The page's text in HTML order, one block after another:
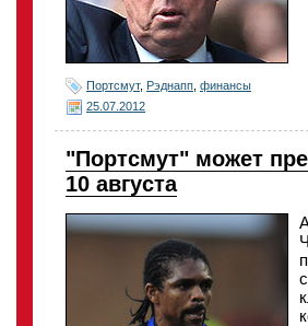
Портсмут, Рэднапп финансы
25.07.2012
"Портсмут" может
10 августа